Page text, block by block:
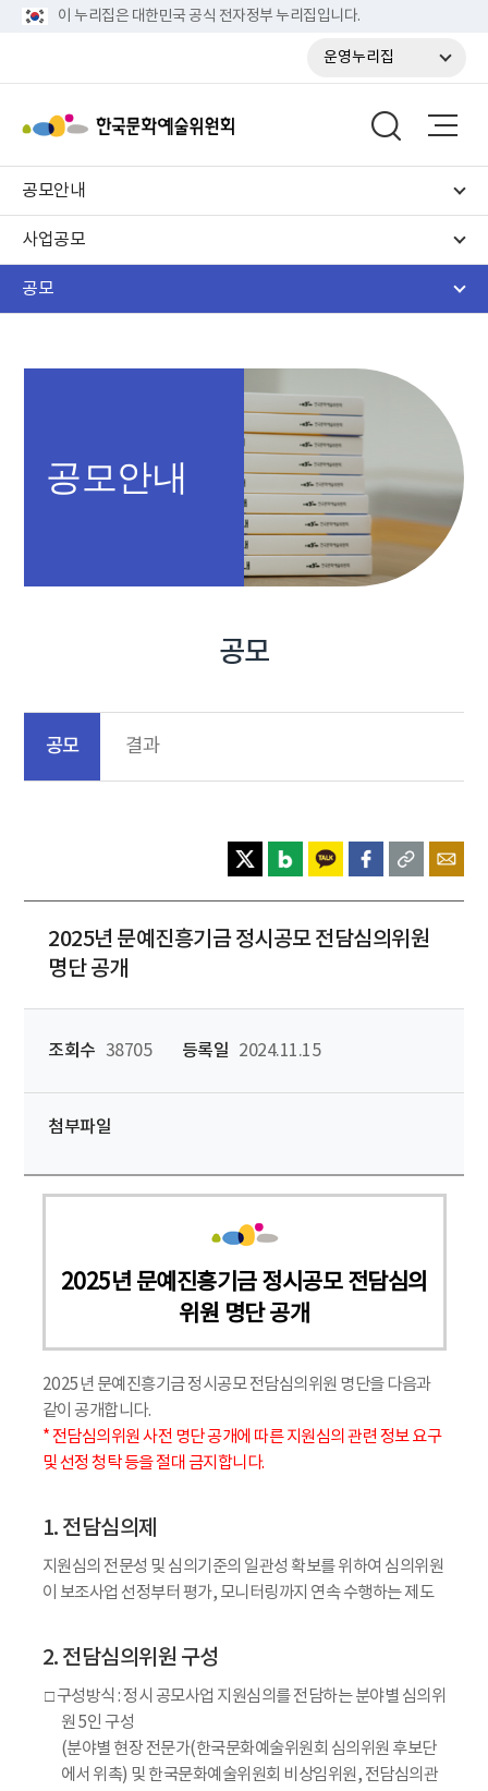
이 누리집은 대한민국 공식 전자정부 누리집입니다.
운영누리집
공모안내
사업공모
공모
공모안내
공모
공모 결과
2025년 문예진흥기금 정시공모 전담심의위원
명단 공개
조회수 38705 등록일 2024.11.15
첨부파일
2025년 문예진흥기금 정시공모 전담심의
위원 명단 공개
2025년 문예진흥기금 정시공모 전담심의위원 명단을 다음과
같이 공개합니다.
* 전담심의위원 사전 명단 공개에 따른 지원심의 관련 정보 요구
및 선정 청탁 등을 절대 금지합니다.
1. 전담심의제
지원심의 전문성 및 심의기준의 일관성 확보를 위하여 심의위원
이 보조사업 선정부터 평가, 모니터링까지 연속 수행하는 제도
2. 전담심의위원 구성
□ 구성방식 : 정시 공모사업 지원심의를 전담하는 분야별 심의위
원 5인 구성
(분야별 현장 전문가(한국문화예술위원회 심의위원 후보단
에서 위촉) 및 한국문화예술위원회 비상임위원, 전담심의관